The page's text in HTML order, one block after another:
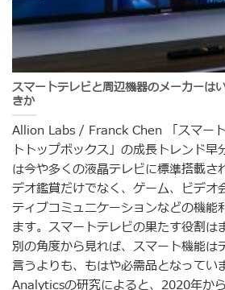
スマートテレビと周辺機器のメーカーは
きか
Allion Labs / Franck Chen 「スマー
トトップボックス」の成長トレンド早
は今や多くの液晶テレビに標準搭載さ
デオ鑑賞だけでなく、ゲーム、ビデオ
ティブコミュニケーションなどの機能
ます。スマートテレビの果たす役割は
別の角度から見れば、スマート機能は
言うよりも、もはや必需品となって
Analyticsの研究によると、2020年か